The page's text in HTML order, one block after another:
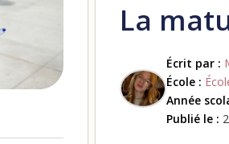
La
Écrit par :
École :
Année
Publié le :